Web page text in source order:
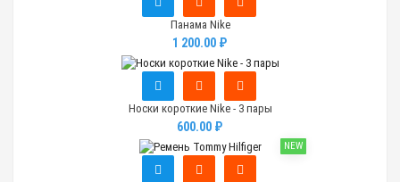
Панама Nike
1 200.00 ₽
Носки короткие Nike - 3 пары
600.00 ₽
NEW